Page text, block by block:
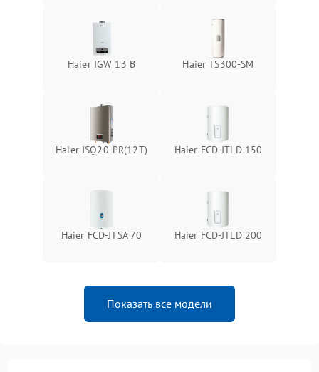
Haier IGW 13 B Haier TS300-SM
Haier JSQ20-PR(12T) Haier FCD-JTLD 150
Haier FCD-JTSA 70 Haier FCD-JTLD 200
Показать все модели